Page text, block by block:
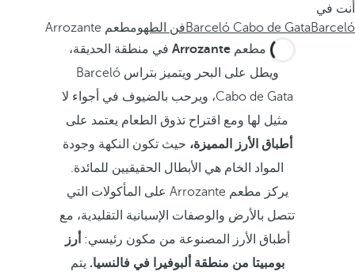
أنت في
Barceló
Barceló Cabo de Gataفن الطهومطعم Arrozante
يقع مطعمArrozante في منطقة الحديقة،
ويطل على البحر ويتميز بتراس Barceló
Cabo de Gata، ويرحب بالضيوف في أجواء لا
مثيل لها ومع اقتراح تذوق الطعام يعتمد على
أطباق الأرز المميزة، حيث تكون النكهة وجودة
المواد الخام هي الأبطال الحقيقيين للمائدة.
يركز مطعم Arrozante على المأكولات التي
تتصل بالأرض والوصفات الإسبانية التقليدية، مع
أطباق الأرز المصنوعة من مكون رئيسي: أرز
بومبيتا من منطقة ألبوفيرا في فالنسيا. يتم